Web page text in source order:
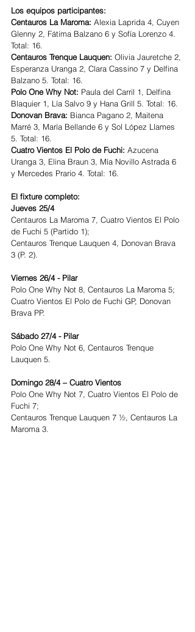
Los equipos participantes:
Centauros La Maroma: Alexia Laprida 4, Cuyen
Glenny 2, Fátima Balzano 6 y Sofía Lorenzo 4.
Total: 16.
Centauros Trenque Lauquen: Olivia Jauretche 2,
Esperanza Uranga 2, Clara Cassino 7 y Delfina
Balzano 5. Total: 16.
Polo One Why Not: Paula del Carril 1, Delfina
Blaquier 1, Lía Salvo 9 y Hana Grill 5. Total: 16.
Donovan Brava: Bianca Pagano 2, Maitena
Marré 3, María Bellande 6 y Sol López Llames
5. Total: 16.
Cuatro Vientos El Polo de Fuchi: Azucena
Uranga 3, Elina Braun 3, Mía Novillo Astrada 6
y Mercedes Prario 4. Total: 16.
El fixture completo:
Jueves 25/4
Centauros La Maroma 7, Cuatro Vientos El Polo
de Fuchi 5 (Partido 1);
Centauros Trenque Lauquen 4, Donovan Brava
3 (P. 2).
Viernes 26/4 - Pilar
Polo One Why Not 8, Centauros La Maroma 5;
Cuatro Vientos El Polo de Fuchi GP, Donovan
Brava PP.
Sábado 27/4 - Pilar
Polo One Why Not 6, Centauros Trenque
Lauquen 5.
Domingo 28/4 – Cuatro Vientos
Polo One Why Not 7, Cuatro Vientos El Polo de
Fuchi 7;
Centauros Trenque Lauquen 7 ½, Centauros La
Maroma 3.